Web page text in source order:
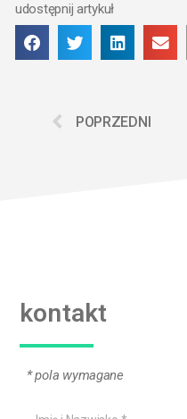
udostępnij artykuł
POPRZEDNI
kontakt
* pola wymagane